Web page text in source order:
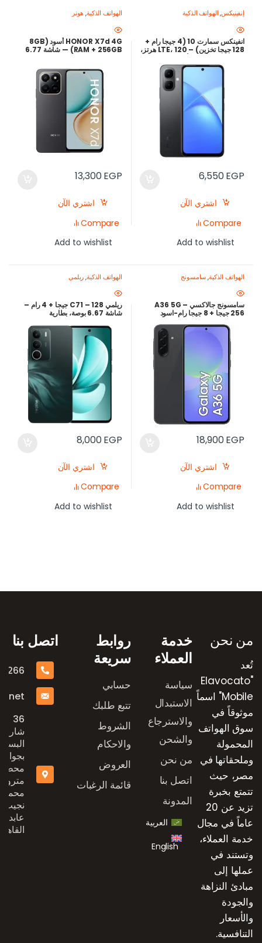
إنفينيكس,الهواتف الذكية
انفينكس سمارت 10 (4 جيجا رام +
128 جيجا تخزين) – LTE، 120 هرتز،
6,550EGP
اشتري الآن
Compare
Add to wishlist
الهواتف الذكية, هونر
HONOR X7d 4G أسود (8GB
RAM + 256GB) — شاشة 6.77
13,300EGP
اشتري الآن
Compare
Add to wishlist
الهواتف الذكية,سامسونج
سامسونج جالاكسي A36 5G –
256 جيجا + 8 جيجا رام-اسود
18,900EGP
اشتري الآن
Compare
Add to wishlist
الهواتف الذكية,ريلمي
ريلمي C71 – 128 جيجا + 4 رام –
شاشة 6.67 بوصة، بطارية
– لون أخضر – أرخص سعر في مصر
8,000EGP
اشتري الآن
Compare
Add to wishlist
من نحن
تُعد
"Elavocato
Mobile" اسماً
موثوقاً في
سوق الهواتف
المحمولة
وملحقاتها في
مصر، حيث
تتمتع بخبرة
تزيد عن 20
عاماً في مجال
خدمة العملاء،
وتستند في
عملها إلى
مبادئ النزاهة
والجودة
والأسعار
التنافسية.
خدمة
العملاء
سياسة
الاستبدال
والاسترجاع
والشحن
من نحن
اتصل بنا
المدونة
العربية
English
روابط
سريعة
حسابي
تتبع طلبك
الشروط
والاحكام
العروض
قائمة الرغبات
اتصل بنا
36
شارع
بجوار
محطة
مترو
محمد
نجيب،